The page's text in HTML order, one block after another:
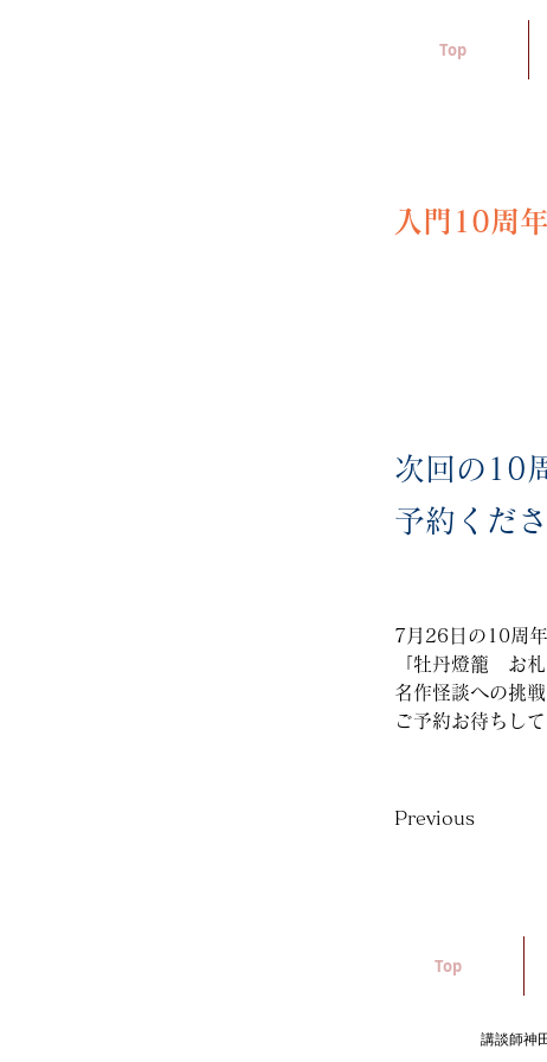
Top
入門10周
次回の10
予約くださ
7月26日の10周
「牡丹燈籠　お
名作怪談への挑
ご予約お待ちして
Previous
Top
講談師神